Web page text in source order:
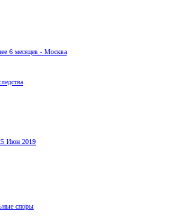
6 месяцев - Москва
Июн 2019
споры